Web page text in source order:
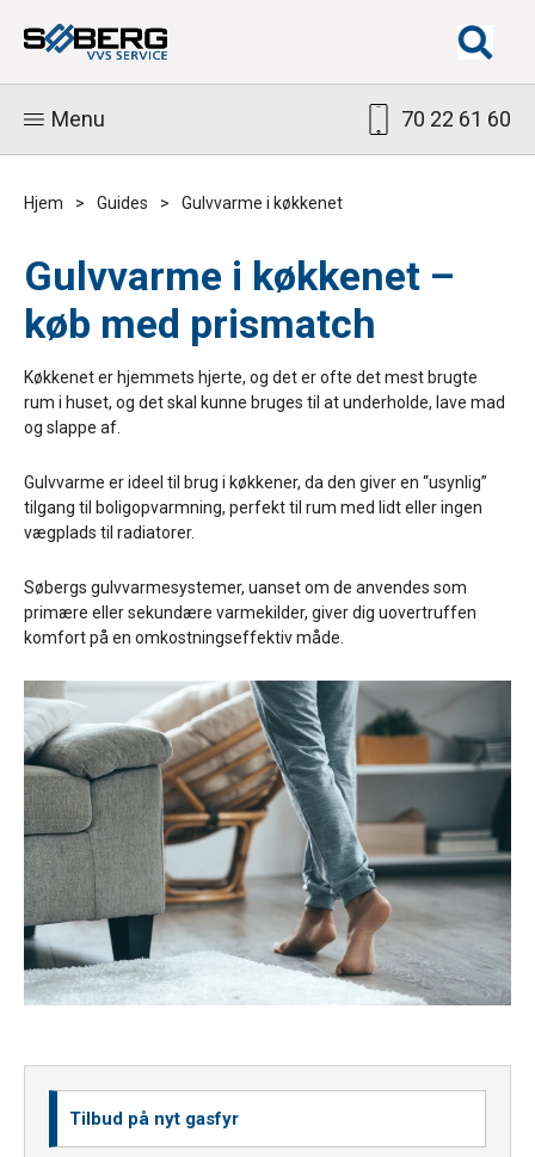
Menu 70 22 61 60
Hjem > Guides > Gulvvarme i køkkenet
Gulvvarme i køkkenet –
køb med prismatch
Køkkenet er hjemmets hjerte, og det er ofte det mest brugte
rum i huset, og det skal kunne bruges til at underholde, lave mad
og slappe af.
Gulvvarme er ideel til brug i køkkener, da den giver en “usynlig”
tilgang til boligopvarmning, perfekt til rum med lidt eller ingen
vægplads til radiatorer.
Søbergs gulvvarmesystemer, uanset om de anvendes som
primære eller sekundære varmekilder, giver dig uovertruffen
komfort på en omkostningseffektiv måde.
Tilbud på nyt gasfyr